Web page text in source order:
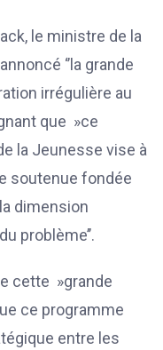
le ministre de la
‘’la grande
irrégulière au
que »ce
la Jeunesse vise à
soutenue fondée
dimension
problème’’.
cette »grande
ce programme
entre les